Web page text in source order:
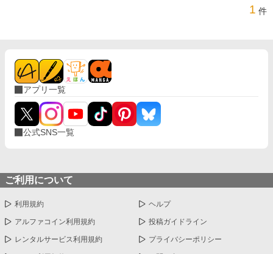
1 件
アプリ一覧
公式SNS一覧
ご利用について
利用規約 ヘルプ
アルファコイン利用規約 投稿ガイドライン
レンタルサービス利用規約 プライバシーポリシー